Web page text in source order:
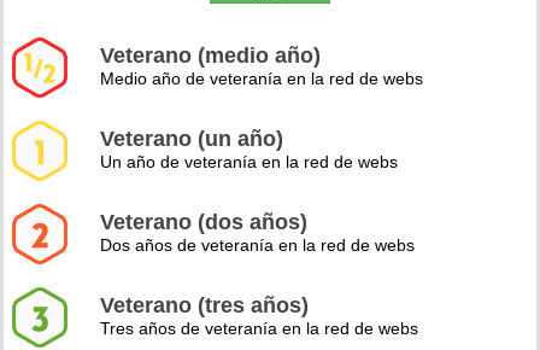
Veterano (medio año)
Medio año de veteranía en la red de webs
Veterano (un año)
Un año de veteranía en la red de webs
Veterano (dos años)
Dos años de veteranía en la red de webs
Veterano (tres años)
Tres años de veteranía en la red de webs